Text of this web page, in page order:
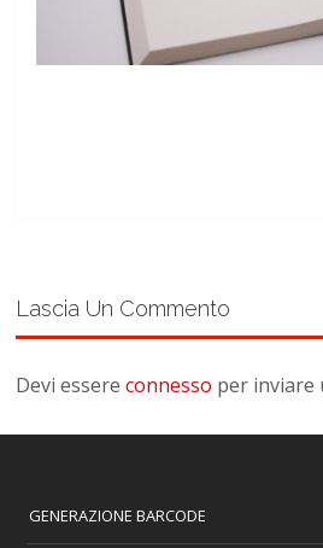
Lascia Un Commento
Devi essereconnesso per inviare
GENERAZIONE BARCODE